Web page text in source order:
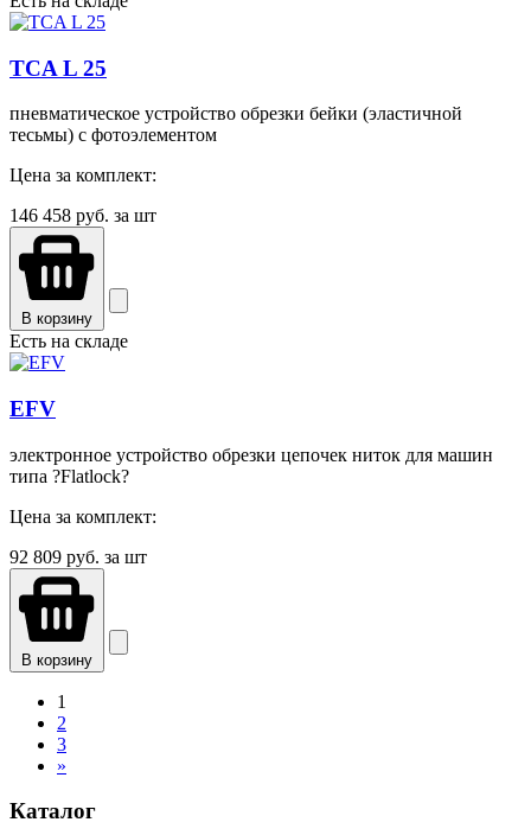
TCA L 25
пневматическое устройство обрезки бейки (эластичной
тесьмы) с фотоэлементом
Цена за комплект:
146 458 руб. за шт
В корзину
Есть на складе
EFV
электронное устройство обрезки цепочек ниток для машин
типа ?Flatlock?
Цена за комплект:
92 809 руб. за шт
В корзину
1
2
3
»
Каталог